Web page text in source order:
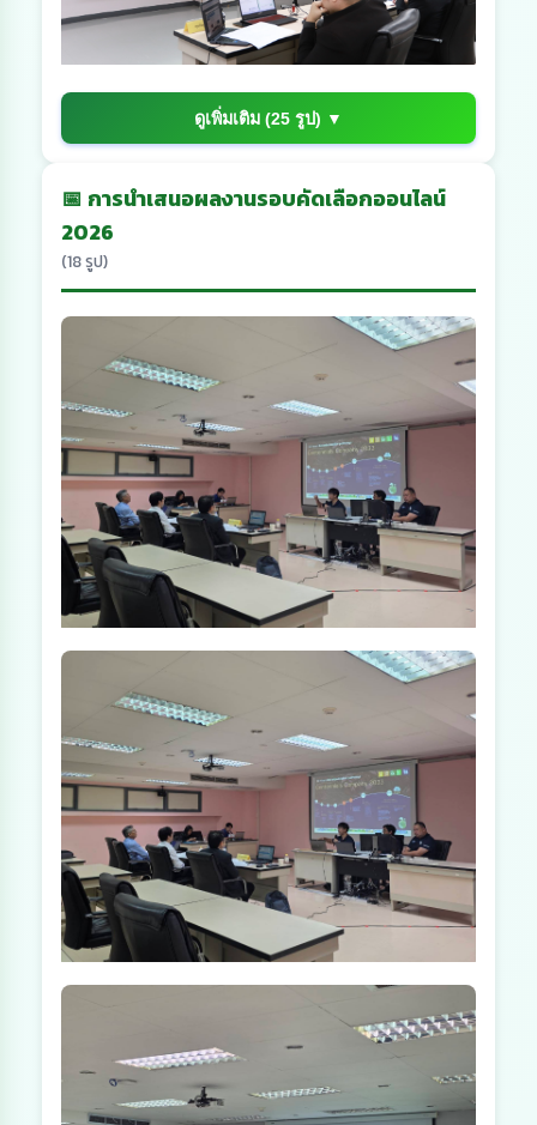
ดูเพิ่มเติม (25 รูป) ▼
📅 การนำเสนอผลงานรอบคัดเลือกออนไลน์
2026
(18 รูป)